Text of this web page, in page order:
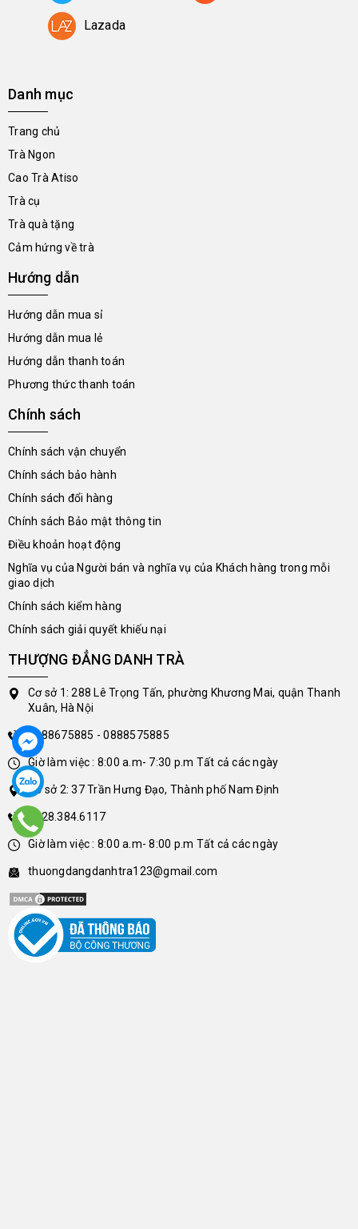
Lazada
Danh mục
Trang chủ
Trà Ngon
Cao Trà Atiso
Trà cụ
Trà quà tặng
Cảm hứng về trà
Hướng dẫn
Hướng dẫn mua sỉ
Hướng dẫn mua lẻ
Hướng dẫn thanh toán
Phương thức thanh toán
Chính sách
Chính sách vận chuyển
Chính sách bảo hành
Chính sách đổi hàng
Chính sách Bảo mật thông tin
Điều khoản hoạt động
Nghĩa vụ của Người bán và nghĩa vụ của Khách hàng trong mỗi
giao dịch
Chính sách kiểm hàng
Chính sách giải quyết khiếu nại
THƯỢNG ĐẲNG DANH TRÀ
Cơ sở 1: 288 Lê Trọng Tấn, phường Khương Mai, quận Thanh
Xuân, Hà Nội
0888675885 - 0888575885
Giờ làm việc : 8:00 a.m- 7:30 p.m Tất cả các ngày
Cơ sở 2: 37 Trần Hưng Đạo, Thành phố Nam Định
0228.384.6117
Giờ làm việc : 8:00 a.m- 8:00 p.m Tất cả các ngày
thuongdangdanhtra123@gmail.com